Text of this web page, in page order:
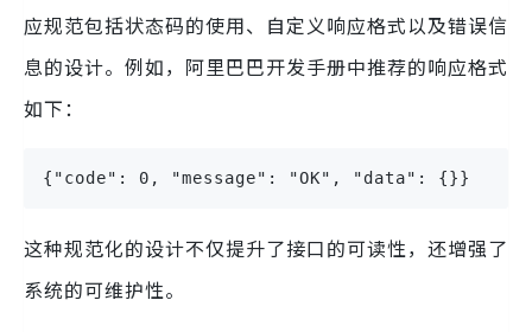
应规范包括状态码的使用、自定义响应格式以及错误信
息的设计。例如，阿里巴巴开发手册中推荐的响应格式
如下：
{"code": 0, "message": "OK", "data": {}}
这种规范化的设计不仅提升了接口的可读性，还增强了
系统的可维护性。